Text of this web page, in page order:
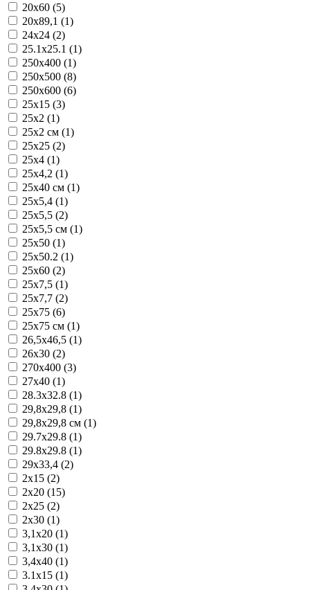
20x60 (5)
20x89,1 (1)
24x24 (2)
25.1x25.1 (1)
250x400 (1)
250x500 (8)
250x600 (6)
25x15 (3)
25x2 (1)
25x2 см (1)
25x25 (2)
25x4 (1)
25x4,2 (1)
25x40 см (1)
25x5,4 (1)
25x5,5 (2)
25x5,5 см (1)
25x50 (1)
25x50.2 (1)
25x60 (2)
25x7,5 (1)
25x7,7 (2)
25x75 (6)
25x75 см (1)
26,5x46,5 (1)
26x30 (2)
270x400 (3)
27x40 (1)
28.3x32.8 (1)
29,8x29,8 (1)
29,8x29,8 см (1)
29.7x29.8 (1)
29.8x29.8 (1)
29x33,4 (2)
2x15 (2)
2x20 (15)
2x25 (2)
2x30 (1)
3,1x20 (1)
3,1x30 (1)
3,4x40 (1)
3.1x15 (1)